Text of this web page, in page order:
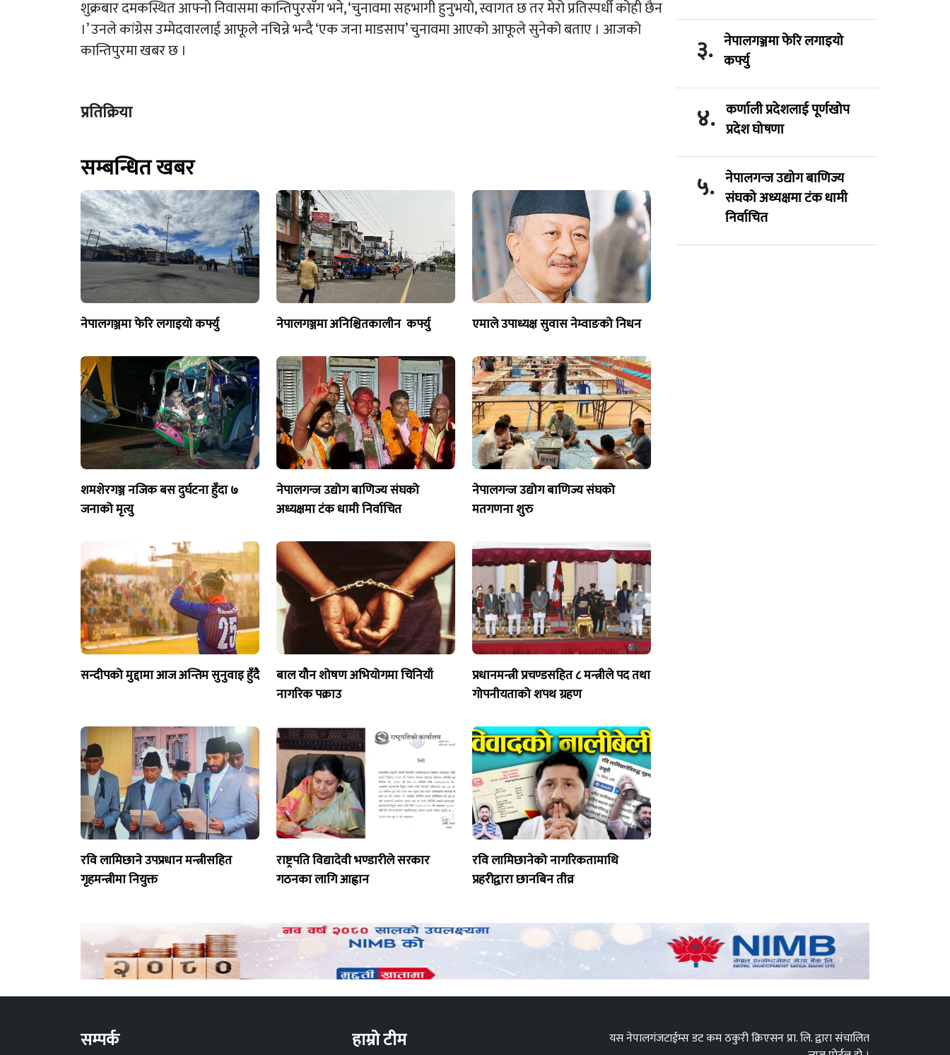
शुक्रबार दमकस्थित आफ्नो निवासमा कान्तिपुरसँग भने, ‘चुनावमा सहभागी हुनुभयो, स्वागत छ तर मेरो प्रतिस्पर्धी कोही छैन
।’ उनले कांग्रेस उम्मेदवारलाई आफूले नचिन्ने भन्दै ‘एक जना माडसाप’ चुनावमा आएको आफूले सुनेको बताए । आजको
कान्तिपुरमा खबर छ ।
प्रतिक्रिया
सम्बन्धित खबर
नेपालगञ्जमा फेरि लगाइयो कर्फ्यु नेपालगञ्जमा अनिश्चितकालीन कर्फ्यु एमाले उपाध्यक्ष सुवास नेम्वाङको निधन
शमशेरगञ्ज नजिक बस दुर्घटना हुँदा ७
जनाको मृत्यु
नेपालगन्ज उद्योग बाणिज्य संघको
अध्यक्षमा टंक धामी निर्वाचित
नेपालगन्ज उद्योग बाणिज्य संघको
मतगणना शुरु
सन्दीपको मुद्दामा आज अन्तिम सुनुवाइ हुँदै
बाल यौन शोषण अभियोगमा चिनियाँ
नागरिक पक्राउ
प्रधानमन्त्री प्रचण्डसहित ८ मन्त्रीले पद तथा
गोपनीयताको शपथ ग्रहण
रवि लामिछाने उपप्रधान मन्त्रीसहित
गृहमन्त्रीमा नियुक्त
राष्ट्रपति विद्यादेवी भण्डारीले सरकार
गठनका लागि आह्वान
रवि लामिछानेको नागरिकतामाथि
प्रहरीद्वारा छानबिन तीव्र
३. नेपालगञ्जमा फेरि लगाइयो
कर्फ्यु
४. कर्णाली प्रदेशलाई पूर्णखोप
प्रदेश घोषणा
५. नेपालगन्ज उद्योग बाणिज्य
संघको अध्यक्षमा टंक धामी
निर्वाचित
सम्पर्क हाम्रो टीम
यस नेपालगंजटाईम्स डट कम ठकुरी क्रिएसन प्रा. लि. द्वारा संचालित